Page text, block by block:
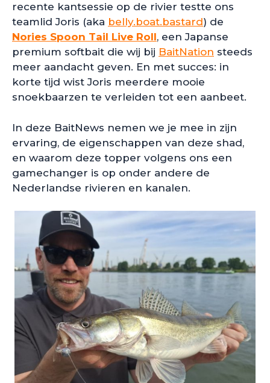
recente kantsessie op de rivier testte ons
teamlid Joris (aka belly.boat.bastard) de
Nories Spoon Tail Live Roll, een Japanse
premium softbait die wij bij BaitNation steeds
meer aandacht geven. En met succes: in
korte tijd wist Joris meerdere mooie
snoekbaarzen te verleiden tot een aanbeet.
In deze BaitNews nemen we je mee in zijn
ervaring, de eigenschappen van deze shad,
en waarom deze topper volgens ons een
gamechanger is op onder andere de
Nederlandse rivieren en kanalen.